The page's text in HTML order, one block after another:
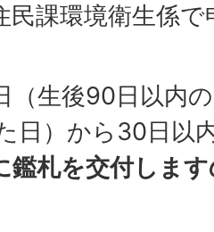
民課環境衛生係
（生後90日以内
日）から30日以
鑑札を交付しま